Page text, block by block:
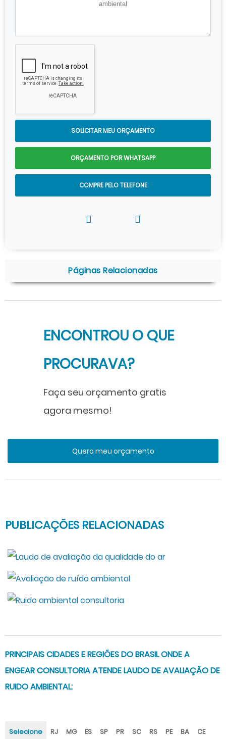
SOLICITAR MEU ORÇAMENTO
ORÇAMENTO POR WHATSAPP
COMPRE PELO TELEFONE
Páginas Relacionadas
ENCONTROU O QUE
PROCURAVA?
Faça seu orçamento gratis
agora mesmo!
Quero meu orçamento
PUBLICAÇÕES RELACIONADAS
PRINCIPAIS CIDADES E REGIÕES DO BRASIL ONDE A
ENGEAR CONSULTORIA ATENDE LAUDO DE AVALIAÇÃO DE
RUIDO AMBIENTAL:
Selecione RJ MG ES SP PR SC RS PE BA CE